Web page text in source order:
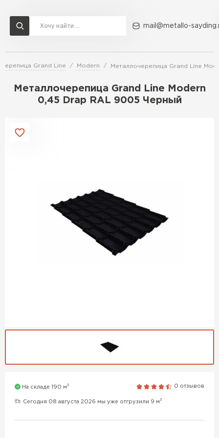
mail@metallo-
Grand Line Modern Металлочерепица Grand Line
Металлочерепица Grand Line Modern
0,45 Drap RAL 9005 Черный
На складе 190 м3 0 отзывов
Сегодня 08 августа 2026 мы уже отгрузили 9 м3
Доставка и оплата Акции О компании Контакты
Перейти в каталог